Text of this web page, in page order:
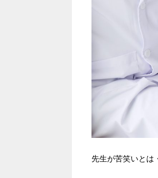
先生が苦笑いとは